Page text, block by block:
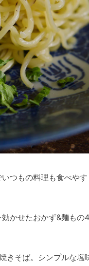
つもの料理も食べやす
かせたおかず&麺もの
きそば。シンプルな塩